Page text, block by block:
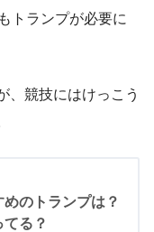
トランプが必要に
、競技にはけっこう
のトランプは？
る？